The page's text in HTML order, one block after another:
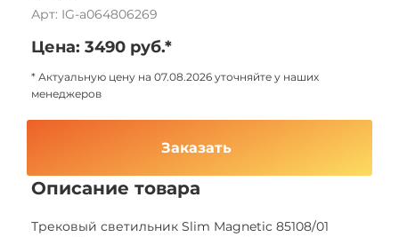
Арт: IG-a064806269
Цена: 3490 руб.*
* Актуальную цену на 07.08.2026 уточняйте у наших
менеджеров
Заказать
Описание товара
Трековый светильник Slim Magnetic 85108/01